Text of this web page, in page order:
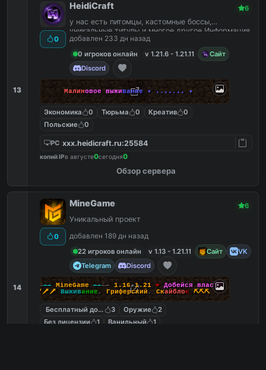
13
0
HeidiCraft 6
у нас есть питомцы, кастомные боссы,
уникальные титулы и многое другое Информация
добавлен 233 дн назад
0 игроков онлайн
v 1.21.6 - 1.21.11
Сайт
Discord
Малиновое выживание • ₁ .₂ ₁ .₁₁ •
Экономика 0 Тюрьма 0 Креатив
0
Польские
0
PC xxx.heidicraft.ru:25584
копий IPв августе0сегодня0
Обзор сервера
14
0
MineGame 6
Уникальный проект
добавлен 189 дн назад
22 игроков онлайн
v 1.13 - 1.21.11 Сайт
VK
Telegram
Discord
-☽-- MineGame --☾- 1.16-1.21 ❤ Добейся власти
🗡🗡🗡
Выживание , Гриферский , Скайблок ⛏️⛏️⛏️
Бесплатный донат 3 Оружие
2
Без лицензии
1 Ванильный 1